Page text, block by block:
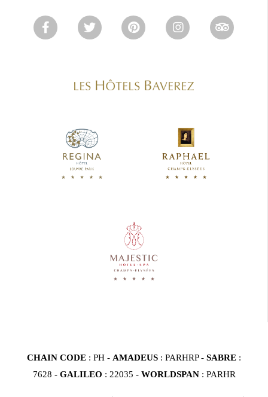
CHAIN CODE : PH - AMADEUS : PARHRP - SABRE :
7628 - GALILEO : 22035 - WORLDSPAN : PARHR